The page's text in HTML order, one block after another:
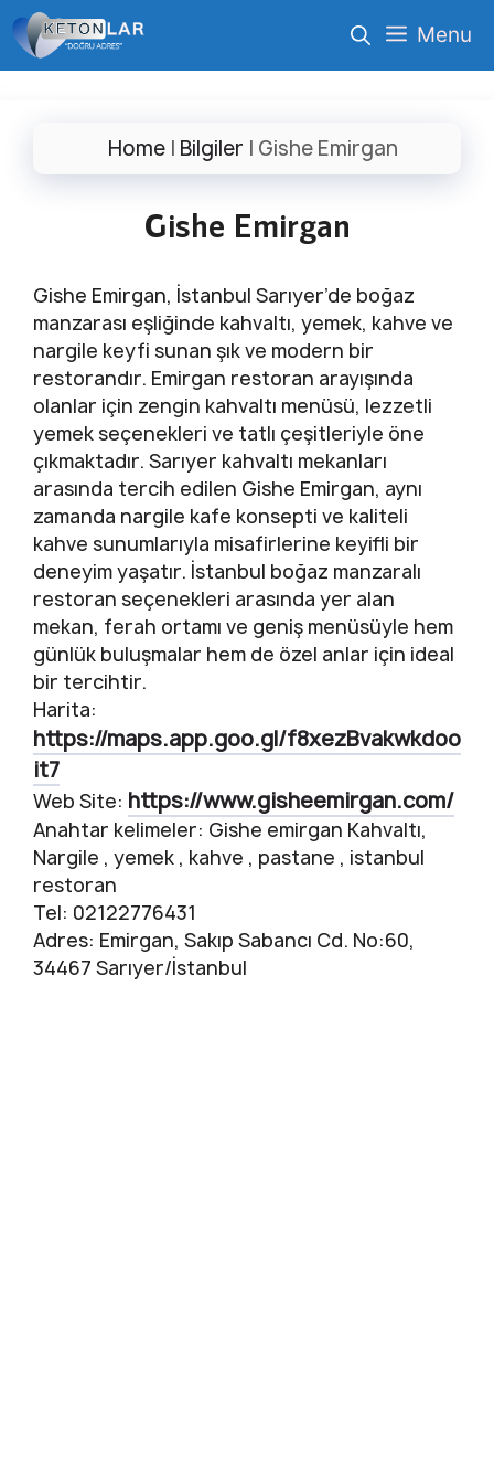
İçeriğe
atla
Menu
Home| Bilgiler | Gishe Emirgan
Gishe Emirgan
Gishe Emirgan, İstanbul Sarıyer’de boğaz
manzarası eşliğinde kahvaltı, yemek, kahve ve
nargile keyfi sunan şık ve modern bir
restorandır. Emirgan restoran arayışında
olanlar için zengin kahvaltı menüsü, lezzetli
yemek seçenekleri ve tatlı çeşitleriyle öne
çıkmaktadır. Sarıyer kahvaltı mekanları
arasında tercih edilen Gishe Emirgan, aynı
zamanda nargile kafe konsepti ve kaliteli
kahve sunumlarıyla misafirlerine keyifli bir
deneyim yaşatır. İstanbul boğaz manzaralı
restoran seçenekleri arasında yer alan
mekan, ferah ortamı ve geniş menüsüyle hem
günlük buluşmalar hem de özel anlar için ideal
bir tercihtir.
Harita:
https://maps.app.goo.gl/f8xezBvakwkdoo
it7
Web Site: https://www.gisheemirgan.com/
Anahtar kelimeler: Gishe emirgan Kahvaltı,
Nargile , yemek , kahve , pastane , istanbul
restoran
Tel: 02122776431
Adres: Emirgan, Sakıp Sabancı Cd. No:60,
34467 Sarıyer/İstanbul